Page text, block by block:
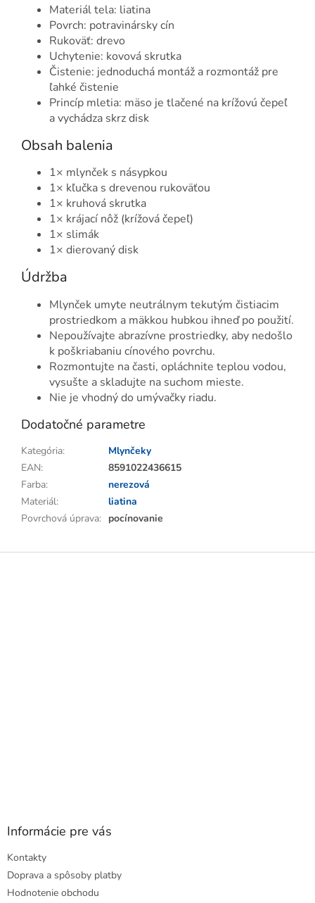
Materiál tela: liatina
Povrch: potravinársky cín
Rukoväť: drevo
Uchytenie: kovová skrutka
Čistenie: jednoduchá montáž a rozmontáž pre
ľahké čistenie
Princíp mletia: mäso je tlačené na krížovú čepeľ
a vychádza skrz disk
Obsah balenia
1× mlynček s násypkou
1× kľučka s drevenou rukoväťou
1× kruhová skrutka
1× krájací nôž (krížová čepeľ)
1× slimák
1× dierovaný disk
Údržba
Mlynček umyte neutrálnym tekutým čistiacim
prostriedkom a mäkkou hubkou ihneď po použití.
Nepoužívajte abrazívne prostriedky, aby nedošlo
k poškriabaniu cínového povrchu.
Rozmontujte na časti, opláchnite teplou vodou,
vysušte a skladujte na suchom mieste.
Nie je vhodný do umývačky riadu.
Dodatočné parametre
Kategória:
Mlynčeky
EAN:
8591022436615
Farba:
nerezová
Materiál:
liatina
Povrchová úprava: pocínovanie
Z
Informácie pre vás
Kontakty
Doprava a spôsoby platby
Hodnotenie obchodu